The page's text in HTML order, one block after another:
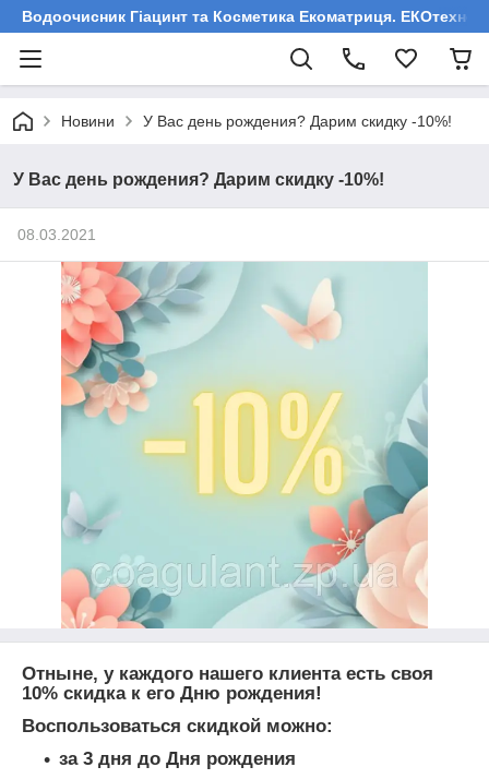
Водоочисник Гіацинт та Косметика Екоматриця.
Новини У Вас день рождения? Дарим скидку -10%!
У Вас день рождения? Дарим скидку -10%!
08.03.2021
Отныне, у каждого нашего клиента есть своя
10% скидка к его Дню рождения!
Воспользоваться скидкой можно:
за 3 дня до Дня рождения